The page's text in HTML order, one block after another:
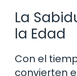
La
la Edad
Con el
convierten